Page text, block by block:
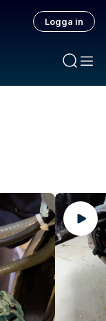
Logga in